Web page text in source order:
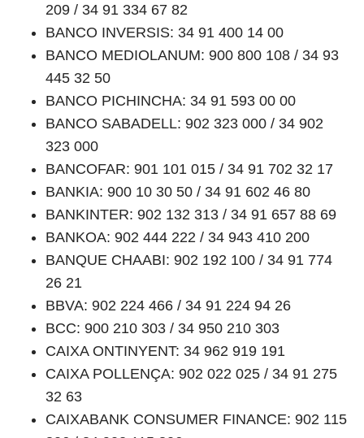
209 / 34 91 334 67 82
BANCO INVERSIS: 34 91 400 14 00
BANCO MEDIOLANUM: 900 800 108 / 34 93
445 32 50
BANCO PICHINCHA: 34 91 593 00 00
BANCO SABADELL: 902 323 000 / 34 902
323 000
BANCOFAR: 901 101 015 / 34 91 702 32 17
BANKIA: 900 10 30 50 / 34 91 602 46 80
BANKINTER: 902 132 313 / 34 91 657 88 69
BANKOA: 902 444 222 / 34 943 410 200
BANQUE CHAABI: 902 192 100 / 34 91 774
26 21
BBVA: 902 224 466 / 34 91 224 94 26
BCC: 900 210 303 / 34 950 210 303
CAIXA ONTINYENT: 34 962 919 191
CAIXA POLLENÇA: 902 022 025 / 34 91 275
32 63
CAIXABANK CONSUMER FINANCE: 902 115